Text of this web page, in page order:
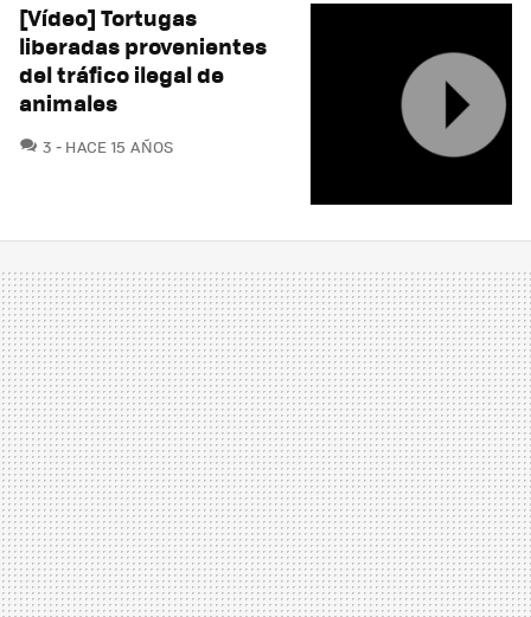
[Vídeo] Tortugas
liberadas provenientes
del tráfico ilegal de
animales
3 COMENTARIOS
HACE 15 AÑOS